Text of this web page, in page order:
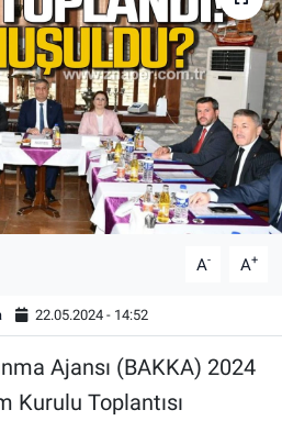
A- A+
22.05.2024 - 14:52
Ajansı (BAKKA) 2024
Kurulu Toplantısı